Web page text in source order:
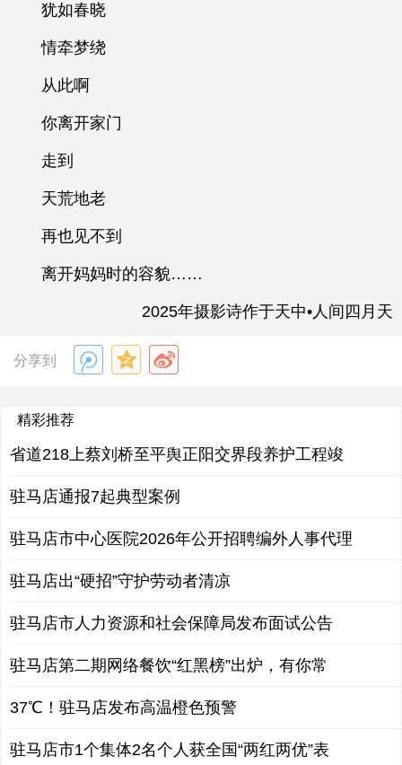
犹如春晓
情牵梦绕
从此啊
你离开家门
走到
天荒地老
再也见不到
离开妈妈时的容貌……
2025年摄影诗作于天中•人间四月天
分享到
精彩推荐
省道218上蔡刘桥至平舆正阳交界段养护工程竣
驻马店通报7起典型案例
驻马店市中心医院2026年公开招聘编外人事代理
驻马店出“硬招”守护劳动者清凉
驻马店市人力资源和社会保障局发布面试公告
驻马店第二期网络餐饮“红黑榜”出炉，有你常
37℃！驻马店发布高温橙色预警
驻马店市1个集体2名个人获全国“两红两优”表